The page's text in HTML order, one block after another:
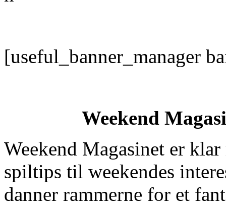
[useful_banner_manager
Weekend
Weekend Magasinet er
spiltips til weekendes
danner rammerne for et